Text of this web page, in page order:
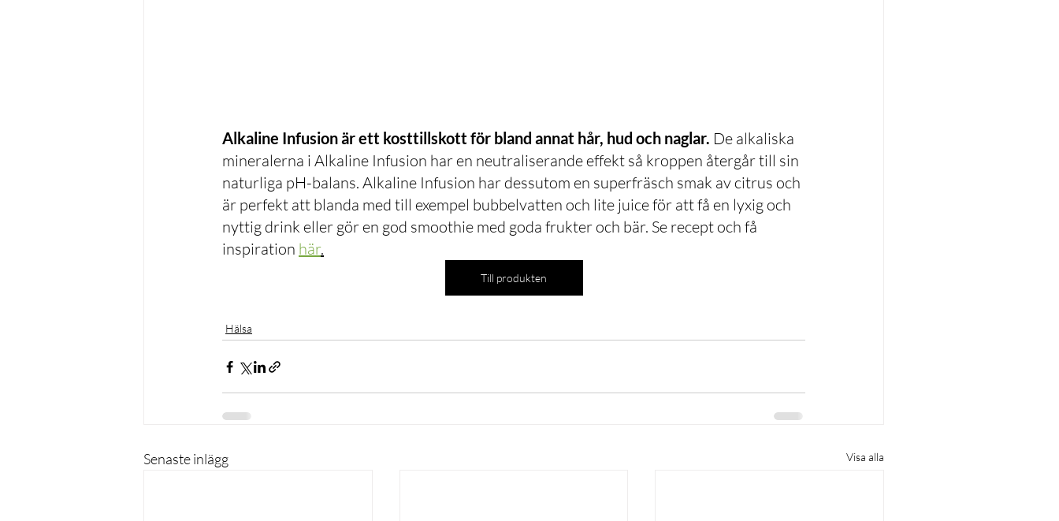
Alkaline Infusion är ett kosttillskott för bland annat hår, hud och naglar. De alkaliska
mineralerna i Alkaline Infusion har en neutraliserande effekt så kroppen återgår till sin
naturliga pH-balans. Alkaline Infusion har dessutom en superfräsch smak av citrus och
är perfekt att blanda med till exempel bubbelvatten och lite juice för att få en lyxig och
nyttig drink eller gör en god smoothie med goda frukter och bär. Se recept och få
inspiration här.
Till produkten
Hälsa
Senaste inlägg Visa alla